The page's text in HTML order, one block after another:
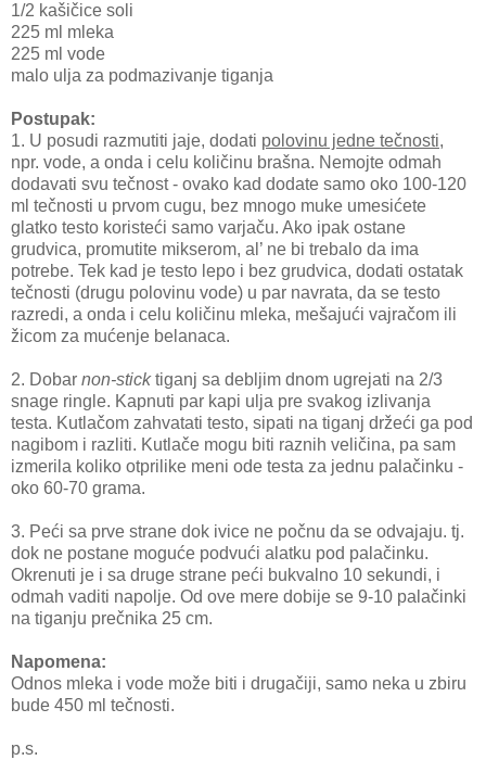
1/2 kašičice soli
225 ml mleka
225 ml vode
malo ulja za podmazivanje tiganja
Postupak:
1. U posudi razmutiti jaje, dodati polovinu jedne tečnosti,
npr. vode, a onda i celu količinu brašna. Nemojte odmah
dodavati svu tečnost - ovako kad dodate samo oko 100-120
ml tečnosti u prvom cugu, bez mnogo muke umesićete
glatko testo koristeći samo varjaču. Ako ipak ostane
grudvica, promutite mikserom, al’ ne bi trebalo da ima
potrebe. Tek kad je testo lepo i bez grudvica, dodati ostatak
tečnosti (drugu polovinu vode) u par navrata, da se testo
razredi, a onda i celu količinu mleka, mešajući vajračom ili
žicom za mućenje belanaca.
2. Dobar non-sticktiganj sa debljim dnom ugrejati na 2/3
snage ringle. Kapnuti par kapi ulja pre svakog izlivanja
testa. Kutlačom zahvatati testo, sipati na tiganj držeći ga pod
nagibom i razliti. Kutlače mogu biti raznih veličina, pa sam
izmerila koliko otprilike meni ode testa za jednu palačinku -
oko 60-70 grama.
3. Peći sa prve strane dok ivice ne počnu da se odvajaju. tj.
dok ne postane moguće podvući alatku pod palačinku.
Okrenuti je i sa druge strane peći bukvalno 10 sekundi, i
odmah vaditi napolje. Od ove mere dobije se 9-10 palačinki
na tiganju prečnika 25 cm.
Napomena:
Odnos mleka i vode može biti i drugačiji, samo neka u zbiru
bude 450 ml tečnosti.
p.s.